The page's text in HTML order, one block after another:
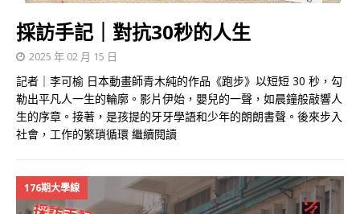
採訪手記｜對抗30秒的人生
2025 年 02 月 15 日
記者｜李可榆 日本動畫師青木純的作品《跑步》以短短 30 秒，勾
勒出平凡人一生的輪廓。影片伊始，嬰兒的一聲，如晨鐘般敲響人
生的序章。接著，是孩提的牙牙學語和少年的朗朗書聲。後來步入
社會，工作的繁瑣循環 繼續閱讀
176期大學線